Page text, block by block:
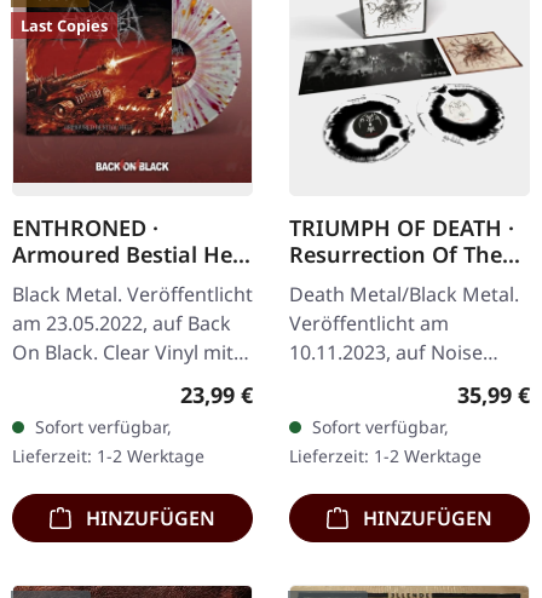
Last Copies
ENTHRONED ·
Armoured Bestial Hell
(B-Stock) |
CLEAR/RED/ORANGE/
WHITE LP
Black Metal. Veröffentlicht
am 23.05.2022, auf Back
On Black. Clear Vinyl mit
roten, orangen und
weißen Splattern im
Gatefold-Cover. B-Stock:
Cover…
Regulärer Preis:
23,99 €
Sofort verfügbar,
Lieferzeit: 1-2 Werktage
HINZUFÜGEN
TRIUMPH OF DEATH ·
Resurrection Of The
Flesh | BLACK/WHITE
SWIRL 2LP
Death Metal/Black Metal.
Veröffentlicht am
10.11.2023, auf Noise
Records. Schwarz-weißes
"Swirl" Doppel-Vinyl im
Gatefold-Cover. Dieses…
35,99 €
Sofort verfügbar,
Lieferzeit: 1-2 Werktage
HINZUFÜGEN